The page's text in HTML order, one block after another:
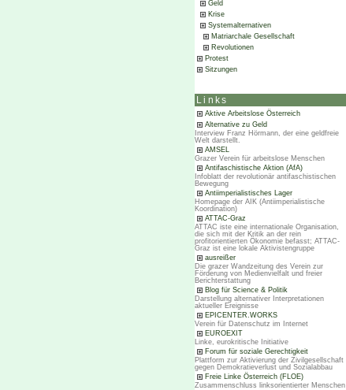
Geld
Krise
Systemalternativen
Matriarchale Gesellschaft
Revolutionen
Protest
Sitzungen
Links
Aktive Arbeitslose Österreich
Alternative zu Geld
Interview Franz Hörmann, der eine geldfreie
Welt darstellt.
AMSEL
Grazer Verein für arbeitslose Menschen
Antifaschistische Aktion (AfA)
Infoblatt der revolutionär antifaschistischen
Bewegung
Antiimperialistisches Lager
Homepage der AIK (Antiimperialistische
Koordination)
ATTAC-Graz
ATTAC iste eine internationale Organisation,
die sich mit der Kritik an der rein
profitorientierten Ökonomie befasst; ATTAC-
Graz ist eine lokale Aktivistengruppe
ausreißer
Die grazer Wandzeitung des Verein zur
Förderung von Medienvielfalt und freier
Berichterstattung
Blog für Science & Politik
Darstellung alternativer Interpretationen
aktueller Ereignisse
EPICENTER.WORKS
Verein für Datenschutz im Internet
EUROEXIT
Linke, eurokritische Initiative
Forum für soziale Gerechtigkeit
Plattform zur Aktivierung der Zivilgesellschaft
gegen Demokratieverlust und Sozialabbau
Freie Linke Österreich (FLOE)
Zusammenschluss linksorientierter Menschen